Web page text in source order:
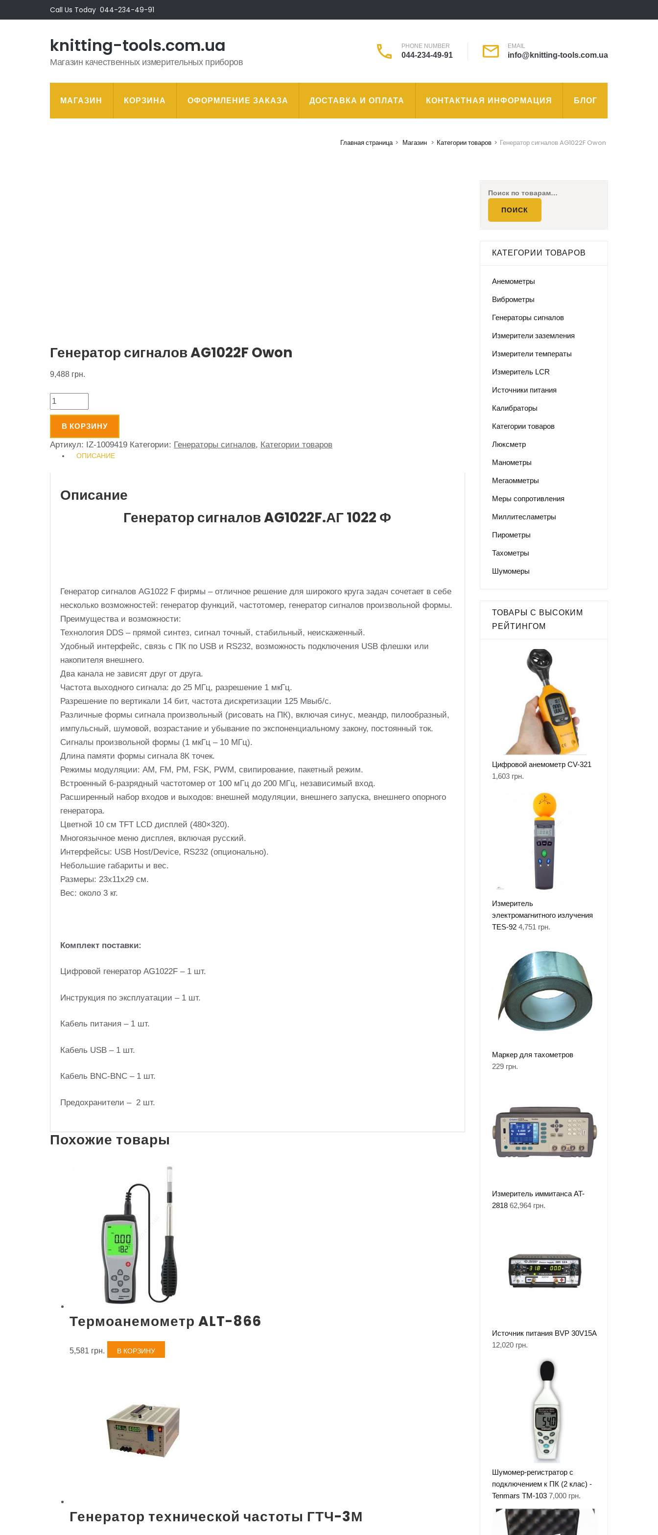
к
Call Us Today 044-234-49-91
knitting-tools.com.ua
Магазин качественных измерительных приборов
PHONE NUMBER
044-234-49-91
EMAIL
info@knitting-tools.com.ua
МАГАЗИН КОРЗИНА ОФОРМЛЕНИЕ ЗАКАЗА ДОСТАВКА И ОПЛАТА КОНТАКТНАЯ ИНФОРМАЦИЯ БЛОГ
Главная страница > Магазин > Категории товаров > Генератор сигналов AG1022F Owon
Генератор сигналов AG1022F Owon
9,488 грн.
Количество
В КОРЗИНУ
Артикул: IZ-1009419 Категории: Генераторы сигналов, Категории товаров
ОПИСАНИЕ
Описание
Генератор сигналов AG1022F.АГ 1022 Ф
Генератор сигналов AG1022 F фирмы – отличное решение для широкого круга задач сочетает в себе
несколько возможностей: генератор функций, частотомер, генератор сигналов произвольной формы.
Преимущества и возможности:
Технология DDS – прямой синтез, сигнал точный, стабильный, неискаженный.
Удобный интерфейс, связь с ПК по USB и RS232, возможность подключения USB флешки или
накопителя внешнего.
Два канала не зависят друг от друга.
Частота выходного сигнала: до 25 МГц, разрешение 1 мкГц.
Разрешение по вертикали 14 бит, частота дискретизации 125 Mвыб/с.
Различные формы сигнала произвольный (рисовать на ПК), включая синус, меандр, пилообразный,
импульсный, шумовой, возрастание и убывание по экспоненциальному закону, постоянный ток.
Сигналы произвольной формы (1 мкГц – 10 МГц).
Длина памяти формы сигнала 8К точек.
Режимы модуляции: AM, FM, PM, FSK, PWM, свипирование, пакетный режим.
Встроенный 6-разрядный частотомер от 100 мГц до 200 МГц, независимый вход.
Расширенный набор входов и выходов: внешней модуляции, внешнего запуска, внешнего опорного
генератора.
Цветной 10 см TFT LCD дисплей (480×320).
Многоязычное меню дисплея, включая русский.
Интерфейсы: USB Host/Device, RS232 (опционально).
Небольшие габариты и вес.
Размеры: 23x11x29 см.
Вес: около 3 кг.
Комплект поставки:
Цифровой генератор AG1022F – 1 шт.
Инструкция по эксплуатации – 1 шт.
Кабель питания – 1 шт.
Кабель USB – 1 шт.
Кабель BNC-BNC – 1 шт.
Предохранители – 2 шт.
Похожие товары
Термоанемометр ALT-866
5,581 грн. В КОРЗИНУ
Генератор технической частоты ГТЧ-3М
ПОИСК
КАТЕГОРИИ ТОВАРОВ
Анемометры
Виброметры
Генераторы сигналов
Измерители заземления
Измерители температы
Измеритель LCR
Источники питания
Калибраторы
Категории товаров
Люксметр
Манометры
Мегаомметры
Меры сопротивления
Миллитесламетры
Пирометры
Тахометры
Шумомеры
ТОВАРЫ С ВЫСОКИМ
РЕЙТИНГОМ
Цифровой анемометр CV-321
1,603 грн.
Измеритель
электромагнитного излучения
TES-92 4,751 грн.
Маркер для тахометров
229 грн.
Измеритель иммитанса AT-
2818 62,964 грн.
Источник питания BVP 30V15A
12,020 грн.
Шумомер-регистратор с
подключением к ПК (2 клас) -
Tenmars TM-103 7,000 грн.